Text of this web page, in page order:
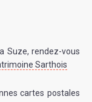
Suze, rendez-vous
Sarthois
cartes postales